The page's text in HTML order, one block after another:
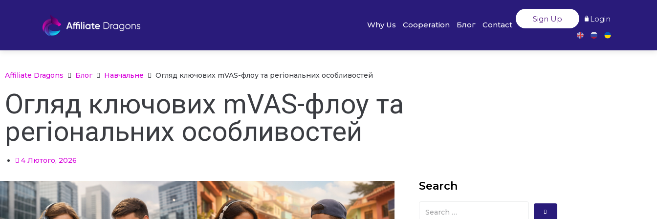
Why Us Cooperation Блог Contact
Sign Up Login
Affiliate Dragons Блог Навчальне Огляд ключових mVAS-флоу та регіональних особливостей
Огляд ключових mVAS-флоу та
регіональних особливостей
4 Лютого, 2026
Search